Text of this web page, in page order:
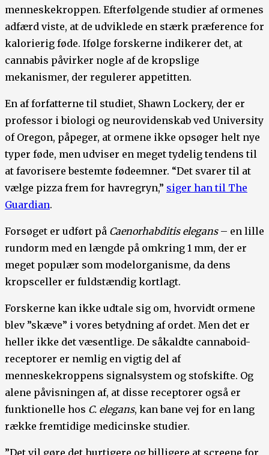
menneskekroppen. Efterfølgende studier af ormenes
adfærd viste, at de udviklede en stærk præference for
kalorierig føde. Ifølge forskerne indikerer det, at
cannabis påvirker nogle af de kropslige
mekanismer, der regulerer appetitten.
En af forfatterne til studiet, Shawn Lockery, der er
professor i biologi og neurovidenskab ved University
of Oregon, påpeger, at ormene ikke opsøger helt nye
typer føde, men udviser en meget tydelig tendens til
at favorisere bestemte fødeemner. “Det svarer til at
vælge pizza frem for havregryn,” siger han til The
Guardian.
Forsøget er udført på Caenorhabditis elegans – en lille
rundorm med en længde på omkring 1 mm, der er
meget populær som modelorganisme, da dens
kropsceller er fuldstændig kortlagt.
Forskerne kan ikke udtale sig om, hvorvidt ormene
blev ”skæve” i vores betydning af ordet. Men det er
heller ikke det væsentlige. De såkaldte cannaboid-
receptorer er nemlig en vigtig del af
menneskekroppens signalsystem og stofskifte. Og
alene påvisningen af, at disse receptorer også er
funktionelle hos C. elegans, kan bane vej for en lang
række fremtidige medicinske studier.
”Det vil gøre det hurtigere og billigere at screene for